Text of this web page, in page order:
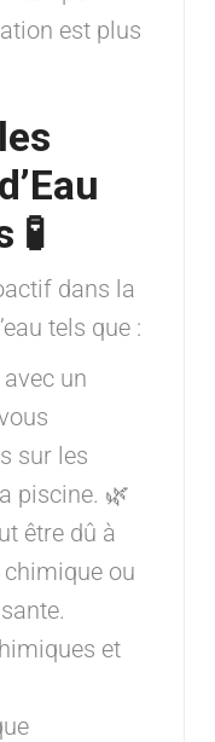
est plus
dans la
tels que :
avec un
sur les
piscine. 🌿
être dû à
ou
et